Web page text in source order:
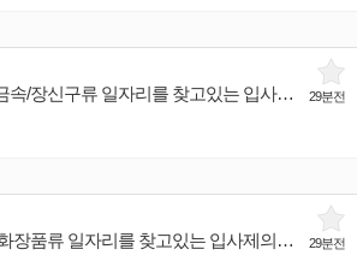
29분전
서울 동대문구 에서 귀금속/장신구류 일자리를 찾고있는 입사제의희망 인재입니다.
29분전
서울 강남구 에서 뷰티/화장품류 일자리를 찾고있는 입사제의희망 인재입니다.